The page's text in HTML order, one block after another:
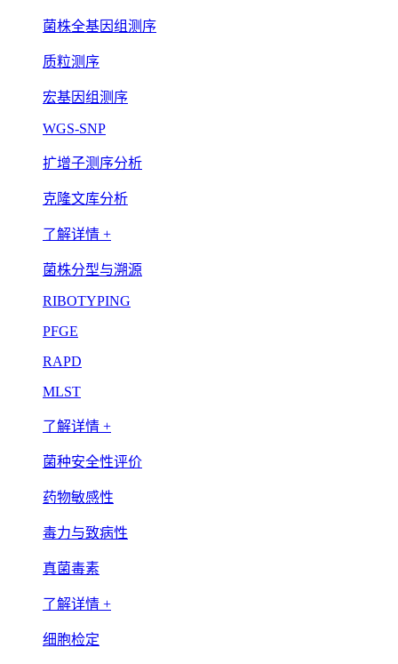
菌株全基因组测序
质粒测序
宏基因组测序
WGS-SNP
扩增子测序分析
克隆文库分析
了解详情 +
菌株分型与溯源
RIBOTYPING
PFGE
RAPD
MLST
了解详情 +
菌种安全性评价
药物敏感性
毒力与致病性
真菌毒素
了解详情 +
细胞检定